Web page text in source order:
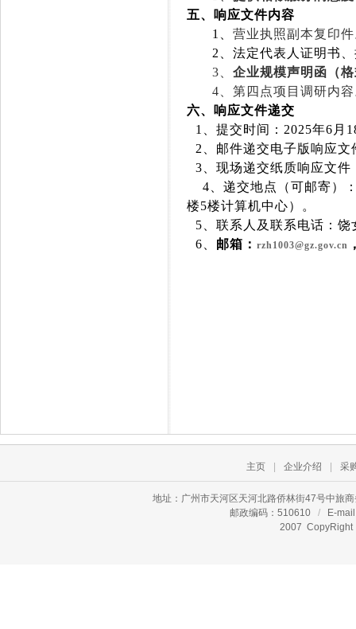
五、
响应文件内容
1
营业执照副本复印件
2
、法定代表人证明书
3
企业规模声明函（
4 、第四点项目调研内
六、响应文件递交
1
、提交时间： 2025年6 月
2
、邮件递交电子版响应
3 、现场递交纸质响应文
4 、递交地点（可邮寄）
楼5楼计算机中心）。
5 、联系人及联系电话：饶
6
邮箱： rzh1003@gz.gov.cn
主页 企业介绍 采
地址：广州市天河区天河北路侨林街47号中旅
邮政编码：510610 / E-
2007 CopyRight